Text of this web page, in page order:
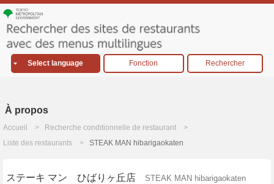
Select language Fonction Rechercher
À propos
Accueil
Recherche conditionnelle de restaurant
Liste des restaurants
STEAK MAN hibarigaokaten
ステーキ マン ひばりヶ丘店 STEAK MAN hibarigaokaten